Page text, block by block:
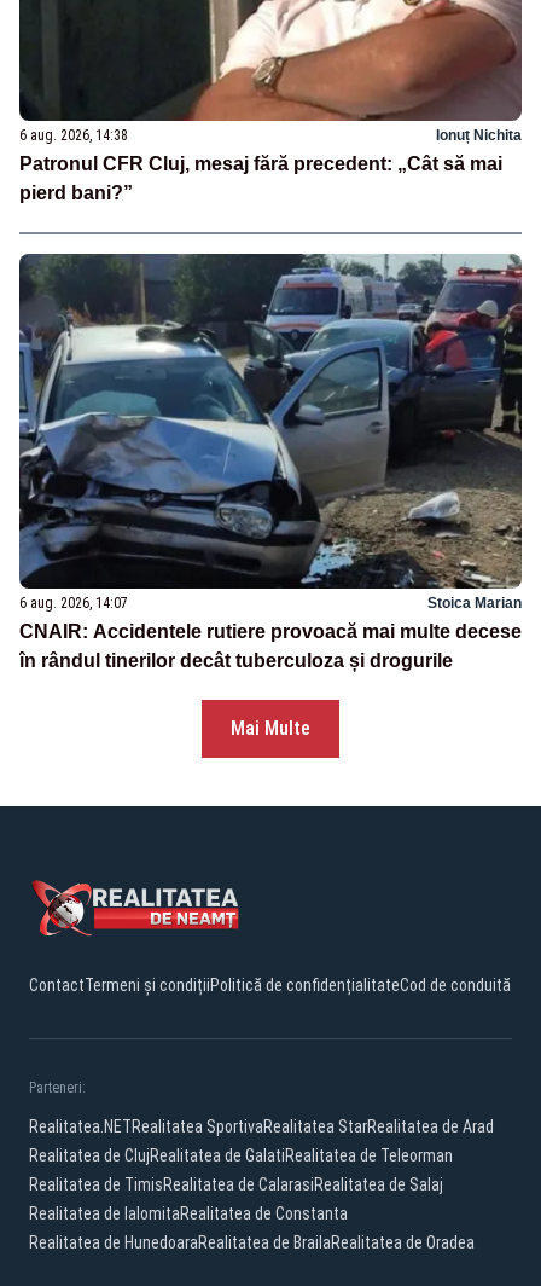
6 aug. 2026, 14:38 Ionuț Nichita
Patronul CFR Cluj, mesaj fără precedent: „Cât să mai
pierd bani?”
6 aug. 2026, 14:07 Stoica Marian
CNAIR: Accidentele rutiere provoacă mai multe decese
în rândul tinerilor decât tuberculoza și drogurile
Mai Multe
ContactTermeni și condițiiPolitică de confidențialitateCod de conduită
Parteneri:
Realitatea.NETRealitatea SportivaRealitatea StarRealitatea de Arad
Realitatea de ClujRealitatea de GalatiRealitatea de Teleorman
Realitatea de TimisRealitatea de CalarasiRealitatea de Salaj
Realitatea de IalomitaRealitatea de Constanta
Realitatea de HunedoaraRealitatea de BrailaRealitatea de Oradea